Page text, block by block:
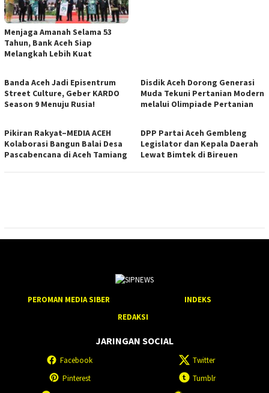
Menjaga Amanah Selama 53
Tahun, Bank Aceh Siap
Melangkah Lebih Kuat
Banda Aceh Jadi Episentrum
Street Culture, Geber KARDO
Season 9 Menuju Rusia!
Disdik Aceh Dorong Generasi
Muda Tekuni Pertanian Modern
melalui Olimpiade Pertanian
Pikiran Rakyat–MEDIA ACEH
Kolaborasi Bangun Balai Desa
Pascabencana di Aceh Tamiang
DPP Partai Aceh Gembleng
Legislator dan Kepala Daerah
Lewat Bimtek di Bireuen
PEROMAN MEDIA SIBER
INDEKS
REDAKSI
JARINGAN SOCIAL
Facebook
Twitter
Pinterest
Tumblr